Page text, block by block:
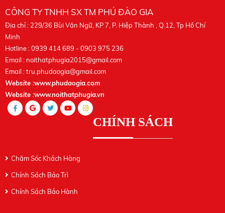
CÔNG TY TNHH SX TM PHÚ ĐÀO GIA
Địa chỉ : 229/36 Bùi Văn Ngữ, KP 7, P. Hiệp Thành , Q.12, Tp Hồ Chí
Minh
Hotline : 0939 414 689 - 0903 975 236
Email : noithatphugia2015@gmail.com
Email :tru.phudaogia@gmail.com
Website :www.phudaogia.com
Website :www.noithatphugia.vn
CHÍNH SÁCH
Chăm Sóc Khách Hàng
Chính Sách Bảo Trì
Chính Sách Bảo Hành